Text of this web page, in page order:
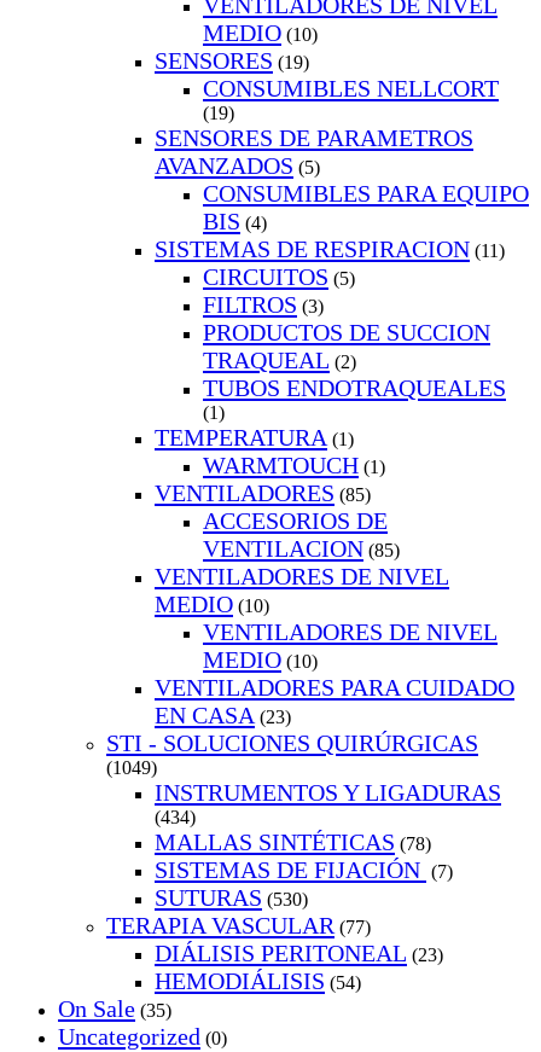
MEDIO (10)
SENSORES (19)
CONSUMIBLES NELLCORT
(19)
SENSORES DE PARAMETROS
AVANZADOS (5)
CONSUMIBLES PARA EQUIPO
BIS (4)
SISTEMAS DE RESPIRACION (11)
CIRCUITOS (5)
FILTROS (3)
PRODUCTOS DE SUCCION
TRAQUEAL (2)
TUBOS ENDOTRAQUEALES
(1)
TEMPERATURA (1)
WARMTOUCH (1)
VENTILADORES (85)
ACCESORIOS DE
VENTILACION (85)
VENTILADORES DE NIVEL
MEDIO (10)
VENTILADORES DE NIVEL
MEDIO (10)
VENTILADORES PARA CUIDADO
EN CASA (23)
STI - SOLUCIONES QUIRÚRGICAS
(1049)
INSTRUMENTOS Y LIGADURAS
(434)
MALLAS SINTÉTICAS (78)
SISTEMAS DE FIJACIÓN (7)
SUTURAS (530)
TERAPIA VASCULAR (77)
DIÁLISIS PERITONEAL (23)
HEMODIÁLISIS (54)
On Sale (35)
Uncategorized (0)